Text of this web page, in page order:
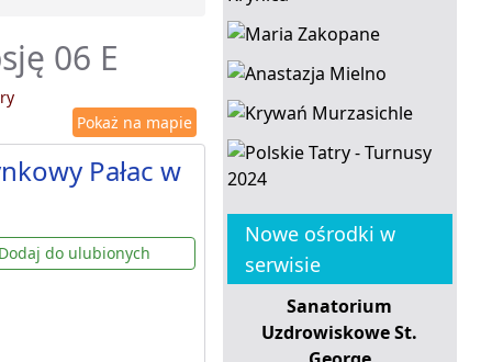
06 E
Pokaż na mapie
Pałac w
Dodaj do ulubionych
Nowe ośrodki w
serwisie
Sanatorium
Uzdrowiskowe St.